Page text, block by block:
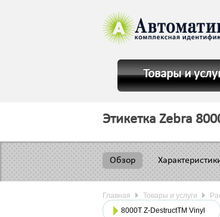
Товары и
Этикетка Zebra
Обзор
Главная Товары и услуги
8000T Z-DestructTM Vinyl